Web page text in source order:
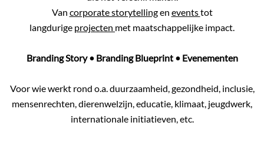
Van corporate storytellingen eventstot
langdurige projecten met maatschappelijke impact.
Branding Story• Branding Blueprint• Evenementen
Voor wie werkt rond o.a. duurzaamheid, gezondheid, inclusie,
mensenrechten, dierenwelzijn, educatie, klimaat, jeugdwerk,
internationale initiatieven, etc.